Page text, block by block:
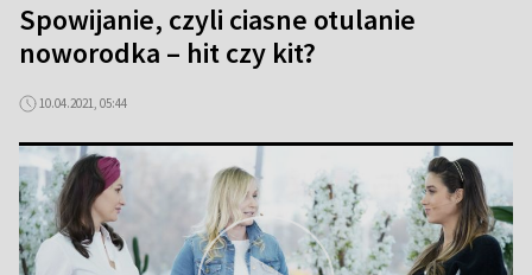
Spowijanie, czyli ciasne otulanie
noworodka – hit czy kit?
10.04.2021, 05:44